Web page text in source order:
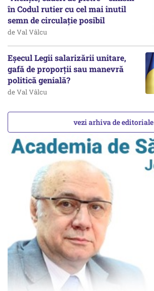
în Codul rutier cu cel mai inutil
semn de circulație posibil
de Val Vâlcu
Eșecul Legii salarizării unitare,
gafă de proporții sau manevră
politică genială?
de Val Vâlcu
vezi arhiva de editoriale